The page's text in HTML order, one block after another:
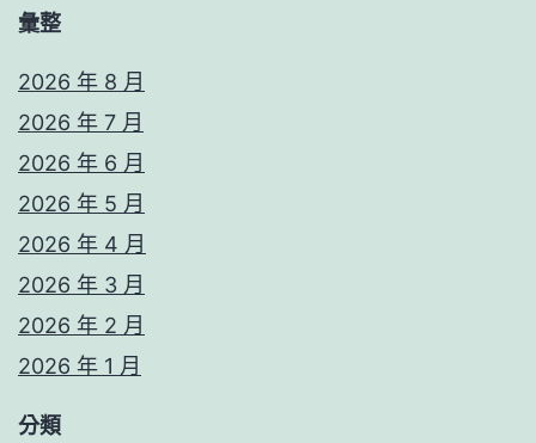
彙整
2026 年 8 月
2026 年 7 月
2026 年 6 月
2026 年 5 月
2026 年 4 月
2026 年 3 月
2026 年 2 月
2026 年 1 月
分類